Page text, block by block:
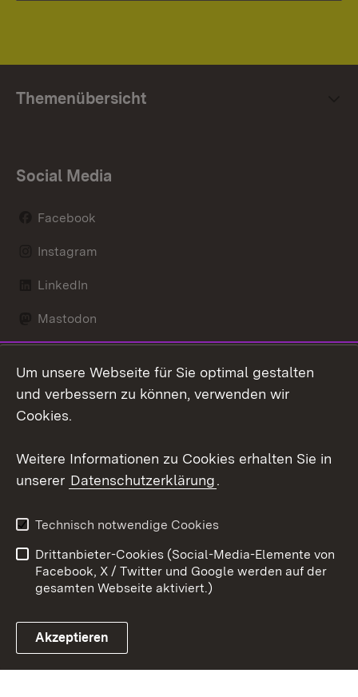
Themenübersicht
Social Media
Facebook
Instagram
LinkedIn
Mastodon
X / Twitter
Youtube
Link zum Landesportal
Kontakt
Datenschutz
Barrierefreiheit
Impressum Cookies
Um unsere Webseite für Sie optimal gestalten
und verbessern zu können, verwenden wir
Cookies.
Weitere Informationen zu Cookies erhalten Sie in
unserer Datenschutzerklärung.
Technisch notwendige Cookies
Drittanbieter-Cookies (Social-Media-Elemente von
Facebook, X / Twitter und Google werden auf der
gesamten Webseite aktiviert.)
Akzeptieren